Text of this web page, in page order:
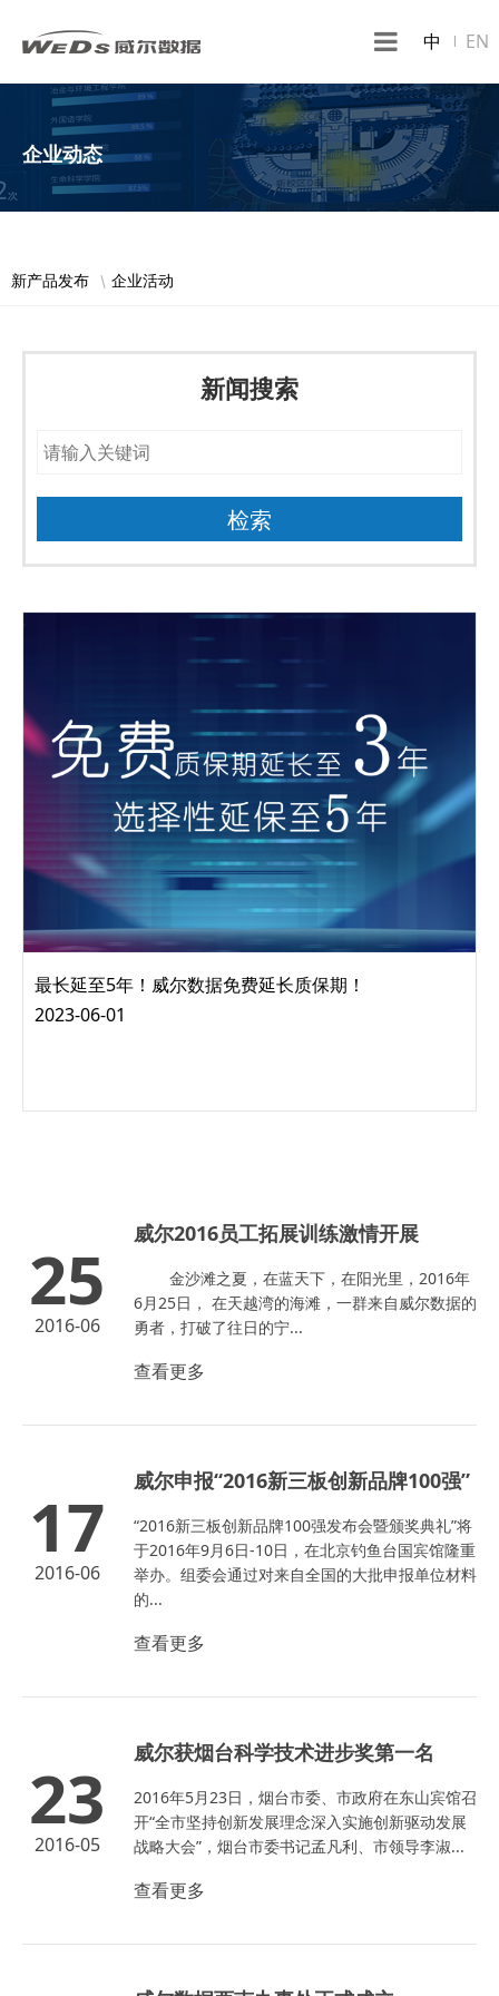
中 EN
企业动态
新产品发布 企业活动
新闻搜索
最长延至5年！威尔数据免费延长质保期！
一、智能终端类产品免费延保至3年、选择性延保至5年 “为全
2023-06-01
25
2016-06
威尔2016员工拓展训练激情开展
金沙滩之夏，在蓝天下，在阳光里，2016年
6月25日， 在天越湾的海滩，一群来自威尔数据的
勇者，打破了往日的宁...
查看更多
17
2016-06
威尔申报“2016新三板创新品牌100强”
“2016新三板创新品牌100强发布会暨颁奖典礼”将
于2016年9月6日-10日，在北京钓鱼台国宾馆隆重
举办。组委会通过对来自全国的大批申报单位材料
的...
查看更多
23
2016-05
威尔获烟台科学技术进步奖第一名
2016年5月23日，烟台市委、市政府在东山宾馆召
开“全市坚持创新发展理念深入实施创新驱动发展
战略大会”，烟台市委书记孟凡利、市领导李淑...
查看更多